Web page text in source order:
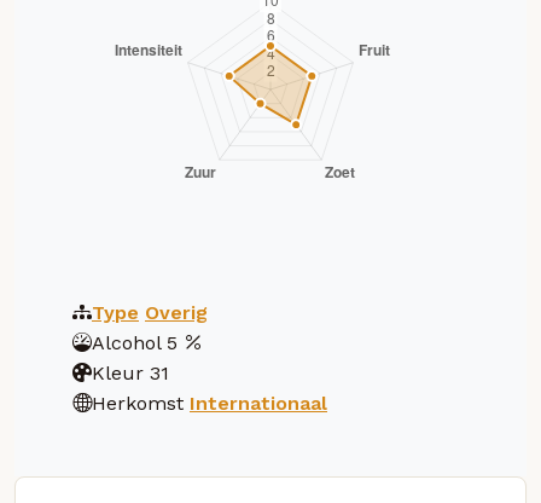
Type Overig
Alcohol 5
Kleur 31
Herkomst Internationaal